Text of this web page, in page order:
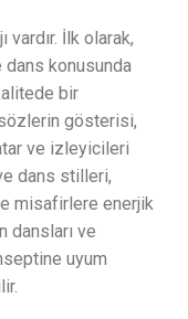
vardır. İlk olarak,
konusunda
bir
gösterisi,
ve izleyicileri
dans stilleri,
misafirlere enerjik
dansları ve
uyum